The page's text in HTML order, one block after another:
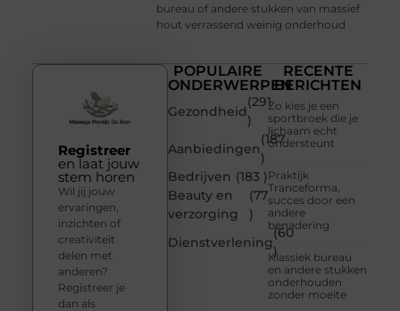
bureau of andere stukken van massief
hout verrassend weinig onderhoud
POPULAIRE
ONDERWERPEN
Gezondheid
(291
)
Aanbiedingen
(187
)
Bedrijven (183 )
Beauty en
verzorging
(77
)
Dienstverlening
(60
)
RECENTE
BERICHTEN
Zo kies je een
sportbroek die je
lichaam echt
ondersteunt
Praktijk
Tranceforma,
succes door een
andere
benadering
Klassiek bureau
en andere stukken
onderhouden
zonder moeite
Registreer
en laat jouw
stem horen
Wil jij jouw
ervaringen,
inzichten of
creativiteit
delen met
anderen?
Registreer je
dan als